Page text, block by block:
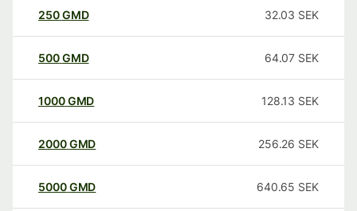
250GMD 32.03 SEK
500GMD 64.07 SEK
1000GMD 128.13 SEK
2000GMD 256.26 SEK
5000GMD 640.65 SEK